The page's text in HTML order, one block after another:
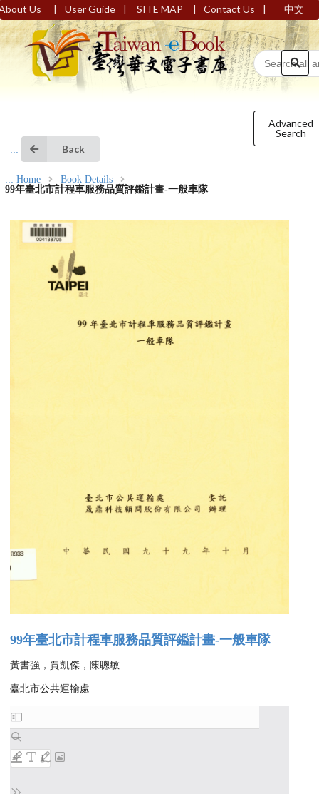
Us | User Guide | SITE MAP | Contact Us | 中文
Advanced
Search
::: Back
::: Home
Book Details
99年臺北市計程車服務品質評鑑計畫-一般車隊
99年臺北市計程車服務品質評鑑計畫-一般車隊
黃書強，賈凱傑，陳聰敏
臺北市公共運輸處